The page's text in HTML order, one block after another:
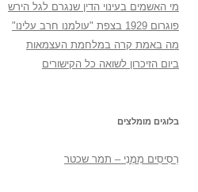
מי האשמים בעינוי הדין שנגרם לגל הירש
פוגרום 1929 בצפת "עולמנו חרב עלינו"
מה באמת קרה במלחמת העצמאות
ביום הזיכרון לשואה כל הקישורים
בלוגים מומלצים
רְסִיסִים מִמֶנִי – תמר שכטר